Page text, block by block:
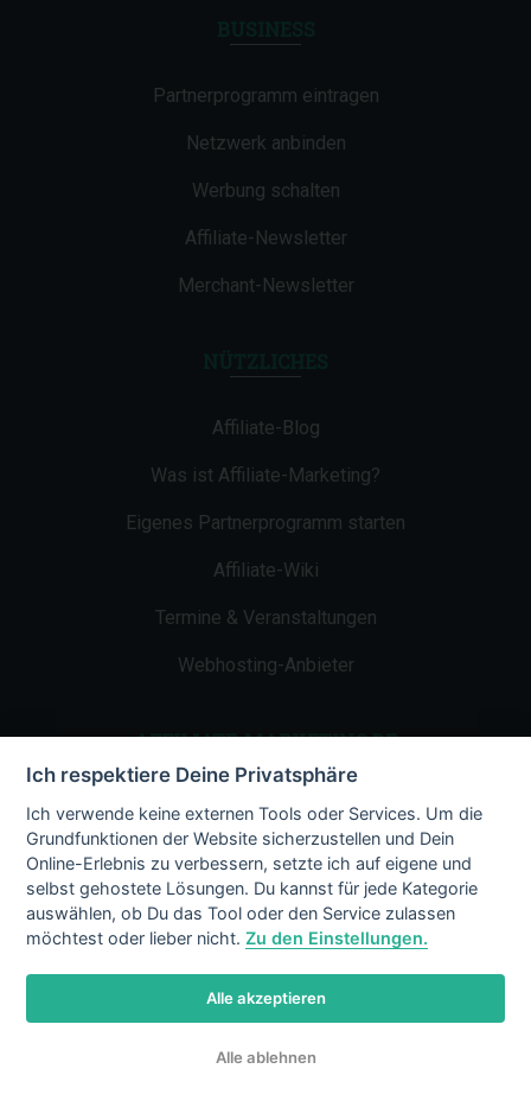
Partnerprogramm eintragen
Netzwerk anbinden
Werbung schalten
Affiliate-Newsletter
Merchant-Newsletter
Affiliate-Blog
Was ist Affiliate-Marketing?
Eigenes Partnerprogramm starten
Affiliate-Wiki
Termine & Veranstaltungen
Webhosting-Anbieter
AFFILIATE-MARKETING.DE
Impressum
Kontakt
Datenschutz
Marketing.de/ LiMBo v2.8
Ich respektiere Deine Privatsphäre
Ich verwende keine externen Tools oder Services. Um die
Grundfunktionen der Website sicherzustellen und Dein
Online-Erlebnis zu verbessern, setzte ich auf eigene und
selbst gehostete Lösungen. Du kannst für jede Kategorie
auswählen, ob Du das Tool oder den Service zulassen
möchtest oder lieber nicht.Zu den Einstellungen.
Alle akzeptieren
Alle ablehnen